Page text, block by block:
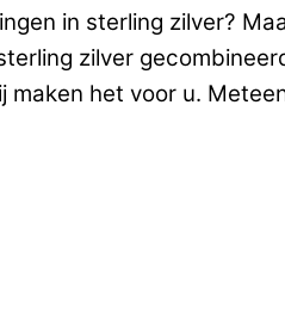
in sterling zilver?
zilver
het voor u.